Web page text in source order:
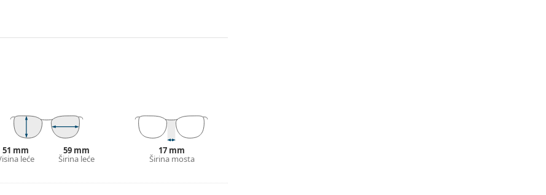
obrada leća pruža bolju orijentaciju u
jasniji vid u donjem dijelu vidnog polja i
su neosporne prednosti mala težina
, naočale omogućuju savršen vid, uklanjaju
razlučivost, dubinu fokusa
opasne odsjaje i bijelu reflektiranu svjetlost.
51 mm
leće
59 mm
Širina leće
17 mm
Širina mosta